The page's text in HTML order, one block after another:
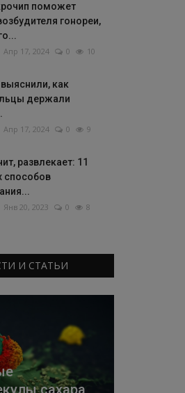
поможет
гонореи,
Апр 17, 2024 0 10
как
держали
Апр 17, 2024 0 9
развлекает: 11
способов
Янв 20, 2023 0 8
И СТАТЬИ
сахара